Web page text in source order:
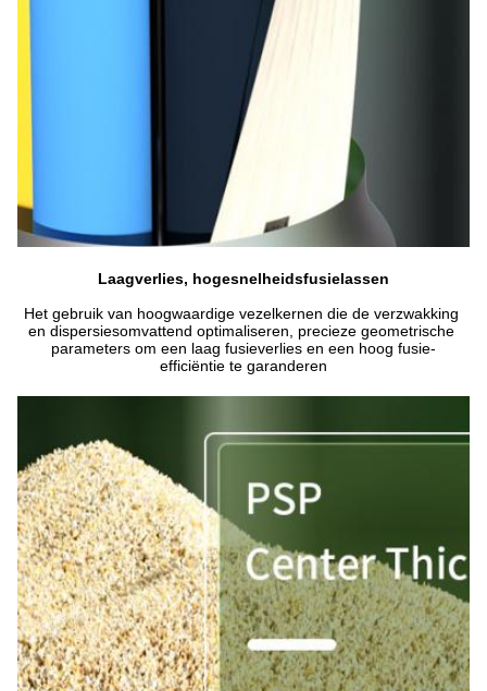
Laagverlies, hogesnelheidsfusielassen
Het gebruik van hoogwaardige vezelkernen die de verzwakking
en dispersiesomvattend optimaliseren, precieze geometrische
parameters om een laag fusieverlies en een hoog fusie-
efficiëntie te garanderen